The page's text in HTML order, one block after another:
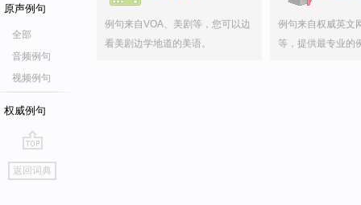
原声例句
全部
音频例句
视频例句
权威例句
go
top
返回词典
例句来自VOA、美剧等，您可以边
看美剧边学地道的美语。
例句来自权威英文
等，提供最专业的